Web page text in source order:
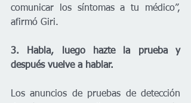
comunicar los síntomas a tu médico”,
afirmó Giri.
3. Habla, luego hazte la prueba y
después vuelve a hablar.
Los anuncios de pruebas de detección